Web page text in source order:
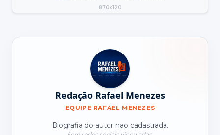
870x120
Redação Rafael Menezes
EQUIPE RAFAEL MENEZES
Biografia do autor nao cadastrada.